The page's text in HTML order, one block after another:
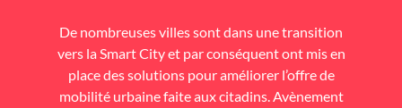
De nombreuses villes sont dans une transition
vers la Smart City et par conséquent ont mis en
place des solutions pour améliorer l’offre de
mobilité urbaine faite aux citadins. Avènement